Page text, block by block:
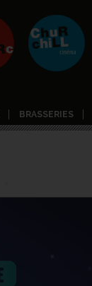
BRASSERIES